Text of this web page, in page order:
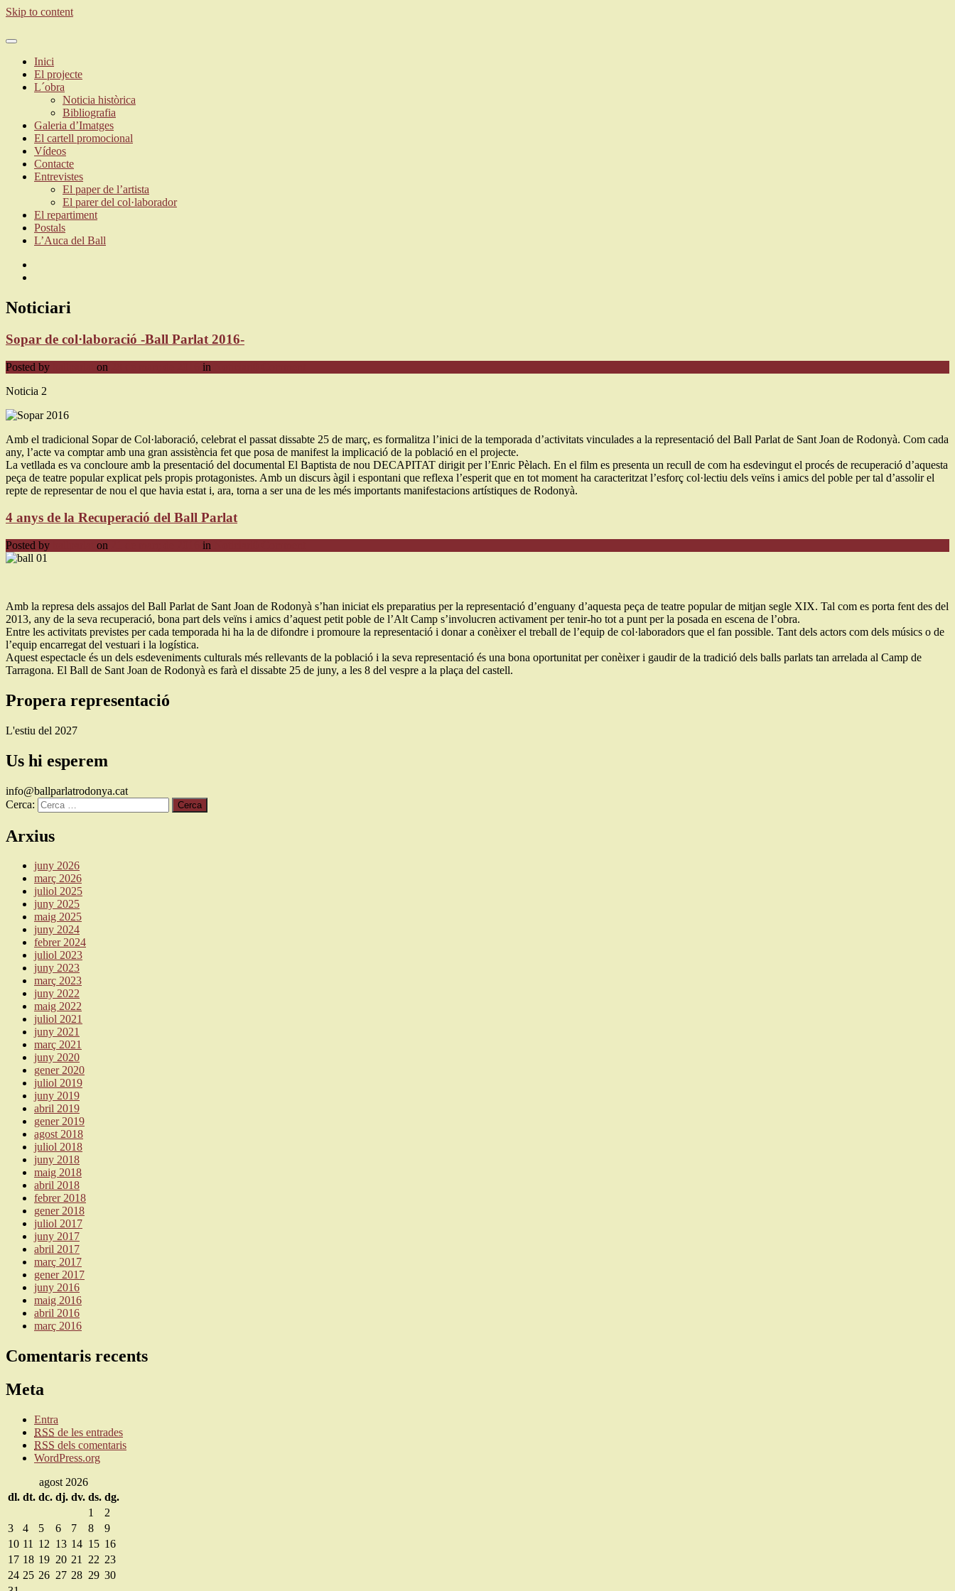
Skip to content
ballparlatrodonya.cat
Inici
El projecte
L´obra
Noticia històrica
Bibliografia
Galeria d’Imatges
El cartell promocional
Vídeos
Contacte
Entrevistes
El paper de l’artista
El parer del col·laborador
El repartiment
Postals
L’Auca del Ball
Noticiari
Sopar de col·laboració -Ball Parlat 2016-
Posted by on in
Noticia 2
Amb el tradicional Sopar de Col·laboració, celebrat el passat dissabte 25 de març, es formalitza l’inici de la temporada d’activitats vinculades a la representació del Ball Parlat de Sant Joan de Rodonyà. Com cada
any, l’acte va comptar amb una gran assistència fet que posa de manifest la implicació de la població en el projecte.
La vetllada es va concloure amb la presentació del documental El Baptista de nou DECAPITAT dirigit per l’Enric Pèlach. En el film es presenta un recull de com ha esdevingut el procés de recuperació d’aquesta
peça de teatre popular explicat pels propis protagonistes. Amb un discurs àgil i espontani que reflexa l’esperit que en tot moment ha caracteritzat l’esforç col·lectiu dels veïns i amics del poble per tal d’assolir el
repte de representar de nou el que havia estat i, ara, torna a ser una de les més importants manifestacions artístiques de Rodonyà.
4 anys de la Recuperació del Ball Parlat
Posted by on in
Amb la represa dels assajos del Ball Parlat de Sant Joan de Rodonyà s’han iniciat els preparatius per la representació d’enguany d’aquesta peça de teatre popular de mitjan segle XIX. Tal com es porta fent des del
2013, any de la seva recuperació, bona part dels veïns i amics d’aquest petit poble de l’Alt Camp s’involucren activament per tenir-ho tot a punt per la posada en escena de l’obra.
Entre les activitats previstes per cada temporada hi ha la de difondre i promoure la representació i donar a conèixer el treball de l’equip de col·laboradors que el fan possible. Tant dels actors com dels músics o de
l’equip encarregat del vestuari i la logística.
Aquest espectacle és un dels esdeveniments culturals més rellevants de la població i la seva representació és una bona oportunitat per conèixer i gaudir de la tradició dels balls parlats tan arrelada al Camp de
Tarragona. El Ball de Sant Joan de Rodonyà es farà el dissabte 25 de juny, a les 8 del vespre a la plaça del castell.
Propera representació
L'estiu del 2027
Us hi esperem
info@ballparlatrodonya.cat
Cerca:
Arxius
juny 2026
març 2026
juliol 2025
juny 2025
maig 2025
juny 2024
febrer 2024
juliol 2023
juny 2023
març 2023
juny 2022
maig 2022
juliol 2021
juny 2021
març 2021
juny 2020
gener 2020
juliol 2019
juny 2019
abril 2019
gener 2019
agost 2018
juliol 2018
juny 2018
maig 2018
abril 2018
febrer 2018
gener 2018
juliol 2017
juny 2017
abril 2017
març 2017
gener 2017
juny 2016
maig 2016
abril 2016
març 2016
Comentaris recents
Meta
Entra
RSS de les entrades
RSS dels comentaris
WordPress.org
agost 2026
dl. dt. dc. dj. dv. ds. dg.
1
2
3
4 5 6 7 8
9
10 11 12 13 14 15 16
17 18 19 20 21 22 23
24 25 26 27 28 29 30